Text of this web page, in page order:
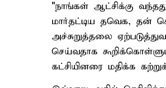
"நாங்கள் ஆட்சிக்கு
மார்தட்டிய தவெக, தன்
அச்சுறுத்தலை
செய்வதாக
கட்சியினரை மதிக்க